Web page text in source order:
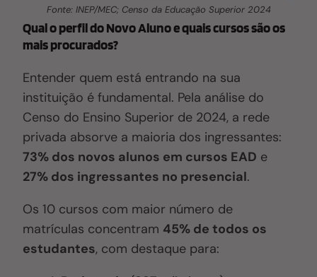
Fonte: INEP/MEC; Censo da Educação Superior 2024
Qual o perfil do Novo Aluno e quais cursos são os
mais procurados?
Entender quem está entrando na sua
instituição é fundamental. Pela análise do
Censo do Ensino Superior de 2024, a rede
privada absorve a maioria dos ingressantes:
73% dos novos alunos em cursos EAD e
27% dos ingressantes no presencial.
Os 10 cursos com maior número de
matrículas concentram 45% de todos os
estudantes, com destaque para: